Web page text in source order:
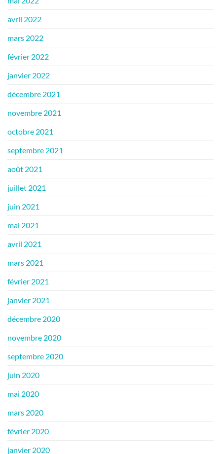
avril 2022
mars 2022
février 2022
janvier 2022
décembre 2021
novembre 2021
octobre 2021
septembre 2021
août 2021
juillet 2021
juin 2021
mai 2021
avril 2021
mars 2021
février 2021
janvier 2021
décembre 2020
novembre 2020
septembre 2020
juin 2020
mai 2020
mars 2020
février 2020
janvier 2020